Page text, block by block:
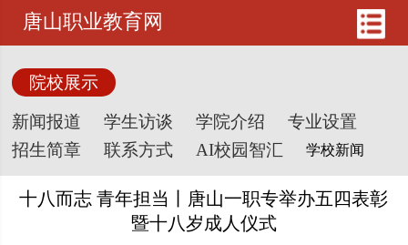
唐山职业教育网
院校展示
新闻报道 学生访谈 学院介绍
专业设置
招生简章
联系方式 AI校园智汇
十八而志 青年担当丨唐山一职专举办五四表彰
暨十八岁成人仪式